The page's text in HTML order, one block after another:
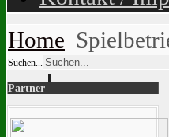
Home
Suchen...
Partner